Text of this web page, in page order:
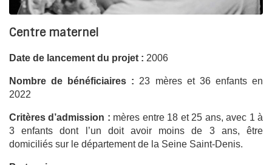
Centre maternel
Date de lancement du projet : 2006
Nombre de bénéficiaires : 23 mères et 36 enfants en
2022
Critères d’admission : mères entre 18 et 25 ans, avec 1à
3 enfants dont l’un doit avoir moins de 3 ans, être
domiciliés sur le département de la Seine Saint-Denis.